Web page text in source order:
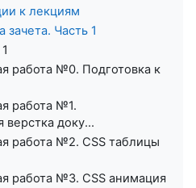
к лекциям
зачета. Часть 1
работа №0. Подготовка к
работа №1.
верстка доку...
работа №2. CSS таблицы
работа №3. CSS анимация